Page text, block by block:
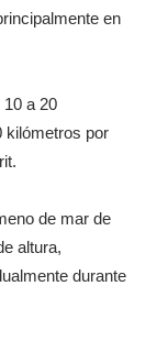
en
a 20
kilómetros por
de mar de
altura,
durante